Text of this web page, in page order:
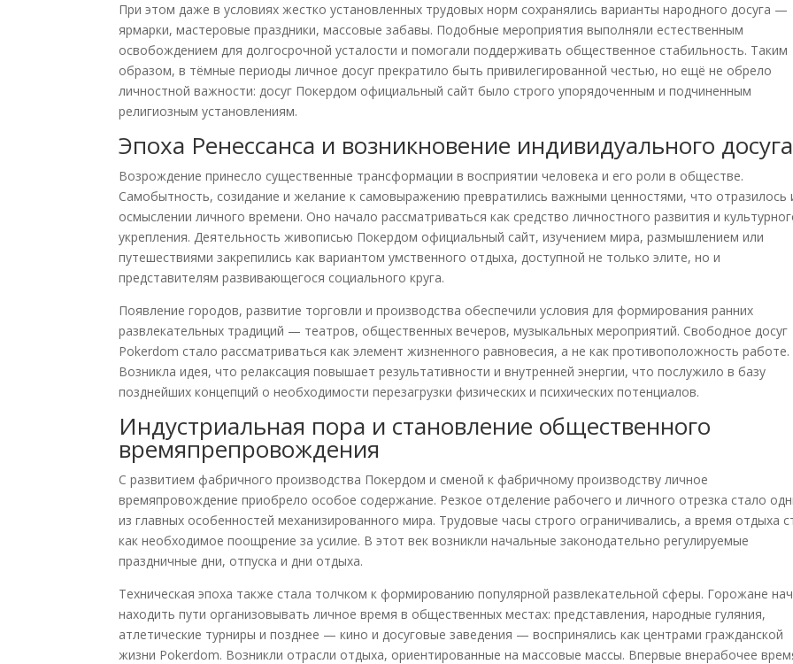
При этом даже в условиях жестко установленных трудовых норм сохранялись варианты народного досуга —
ярмарки, мастеровые праздники, массовые забавы. Подобные мероприятия выполняли естественным
освобождением для долгосрочной усталости и помогали поддерживать общественное стабильность. Таким
образом, в тёмные периоды личное досуг прекратило быть привилегированной честью, но ещё не обрело
личностной важности: досуг Покердом официальный сайт было строго упорядоченным и подчиненным
религиозным установлениям.
Эпоха Ренессанса и возникновение индивидуального досуга
Возрождение принесло существенные трансформации в восприятии человека и его роли в обществе.
Самобытность, созидание и желание к самовыражению превратились важными ценностями, что отразилось
осмыслении личного времени. Оно начало рассматриваться как средство личностного развития и
укрепления. Деятельность живописью Покердом официальный сайт, изучением мира, размышлением или
путешествиями закрепились как вариантом умственного отдыха, доступной не только элите, но и
представителям развивающегося социального круга.
Появление городов, развитие торговли и производства обеспечили условия для формирования ранних
развлекательных традиций — театров, общественных вечеров, музыкальных мероприятий. Свободное досуг
Pokerdom стало рассматриваться как элемент жизненного равновесия, а не как противоположность работе.
Возникла идея, что релаксация повышает результативности и внутренней энергии, что послужило в базу
позднейших концепций о необходимости перезагрузки физических и психических потенциалов.
Индустриальная пора и становление общественного
времяпрепровождения
С развитием фабричного производства Покердом и сменой к фабричному производству личное
времяпровождение приобрело особое содержание. Резкое отделение рабочего и личного отрезка стало
из главных особенностей механизированного мира. Трудовые часы строго ограничивались, а время отдыха
как необходимое поощрение за усилие. В этот век возникли начальные законодательно регулируемые
праздничные дни, отпуска и дни отдыха.
Техническая эпоха также стала толчком к формированию популярной развлекательной сферы. Горожане
находить пути организовывать личное время в общественных местах: представления, народные гуляния,
атлетические турниры и позднее — кино и досуговые заведения — воспринялись как центрами гражданской
жизни Pokerdom. Возникли отрасли отдыха, ориентированные на массовые массы. Впервые внерабочее